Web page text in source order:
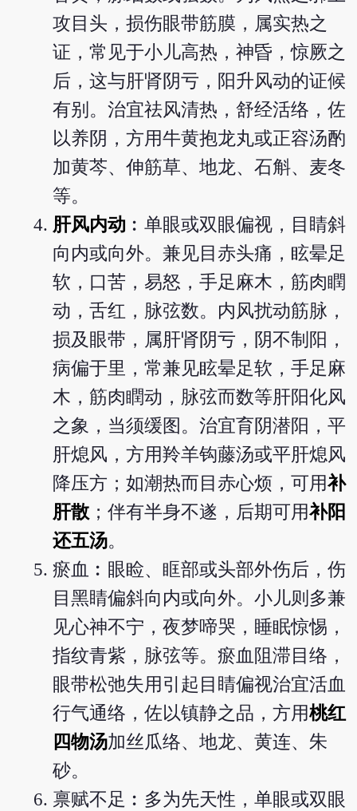
攻目头，损伤眼带筋膜，属实热之
证，常见于小儿高热，神昏，惊厥之
后，这与肝肾阴亏，阳升风动的证候
有别。治宜祛风清热，舒经活络，佐
以养阴，方用牛黄抱龙丸或正容汤酌
加黄芩、伸筋草、地龙、石斛、麦冬
等。
肝风内动 ︰单眼或双眼偏视，目睛斜
向内或向外。兼见目赤头痛，眩晕足
软，口苦，易怒，手足麻木，筋肉瞤
动，舌红，脉弦数。内风扰动筋脉，
损及眼带，属肝肾阴亏，阴不制阳，
病偏于里，常兼见眩晕足软，手足麻
木，筋肉瞤动，脉弦而数等肝阳化风
之象，当须缓图。治宜育阴潜阳，平
肝熄风，方用羚羊钩藤汤或平肝熄风
降压方；如潮热而目赤心烦，可用补
肝散 ；伴有半身不遂，后期可用补阳
还五汤。
瘀血︰眼睑、眶部或头部外伤后，伤
目黑睛偏斜向内或向外。小儿则多兼
见心神不宁，夜梦啼哭，睡眠惊惕，
指纹青紫，脉弦等。瘀血阻滞目络，
眼带松弛失用引起目睛偏视治宜活血
行气通络，佐以镇静之品，方用桃红
四物汤加丝瓜络、地龙、黄连、朱
砂。
禀赋不足︰多为先天性，单眼或双眼